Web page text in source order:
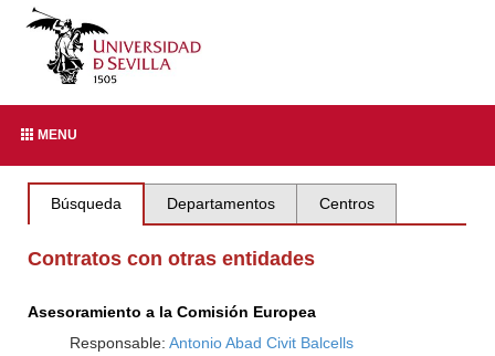
MENU
Búsqueda Departamentos Centros
Contratos con otras entidades
Asesoramiento a la Comisión Europea
Responsable: Antonio Abad Civit Balcells